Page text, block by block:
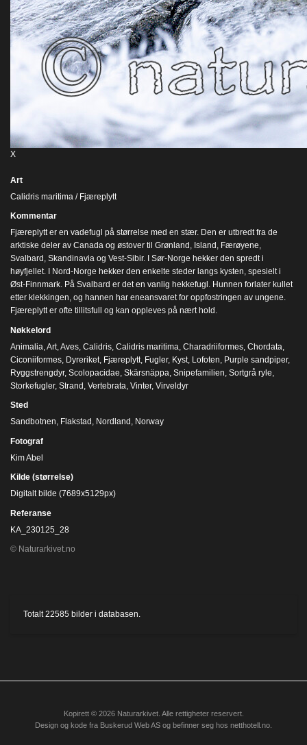
X
Art
Calidris maritima / Fjæreplytt
Kommentar
Fjæreplytt er en vadefugl på størrelse med en stær. Den er utbredt fra de
arktiske deler av Canada og østover til Grønland, Island, Færøyene,
Svalbard, Skandinavia og Vest-Sibir. I Sør-Norge hekker den spredt i
høyfjellet. I Nord-Norge hekker den enkelte steder langs kysten, spesielt i
Øst-Finnmark. På Svalbard er det en vanlig hekkefugl. Hunnen forlater kullet
etter klekkingen, og hannen har eneansvaret for oppfostringen av ungene.
Fjæreplytt er ofte tillitsfull og kan oppleves på nært hold.
Nøkkelord
Animalia Art Aves Calidris Calidris maritima Charadriiformes Chordata
Ciconiiformes Dyreriket Fjæreplytt Fugler, Kyst Lofoten Purple sandpiper,
Ryggstrengdyr, Scolopacidae Skärsnäppa Snipefamilien Sortgrå ryle
Storkefugler, Strand Vertebrata Vinter, Virveldyr
Sted
Sandbotnen, Flakstad, Nordland, Norway
Fotograf
Kim Abel
Kilde (størrelse)
Digitalt bilde (7689x5129px)
Referanse
KA_230125_28
© Naturarkivet.no
Totalt22585 bilder i databasen.
Kopirett © 2026 Naturarkivet. Alle rettigheter reservert.
Design og kode fra Buskerud Web AS og befinner seg hos netthotell.no